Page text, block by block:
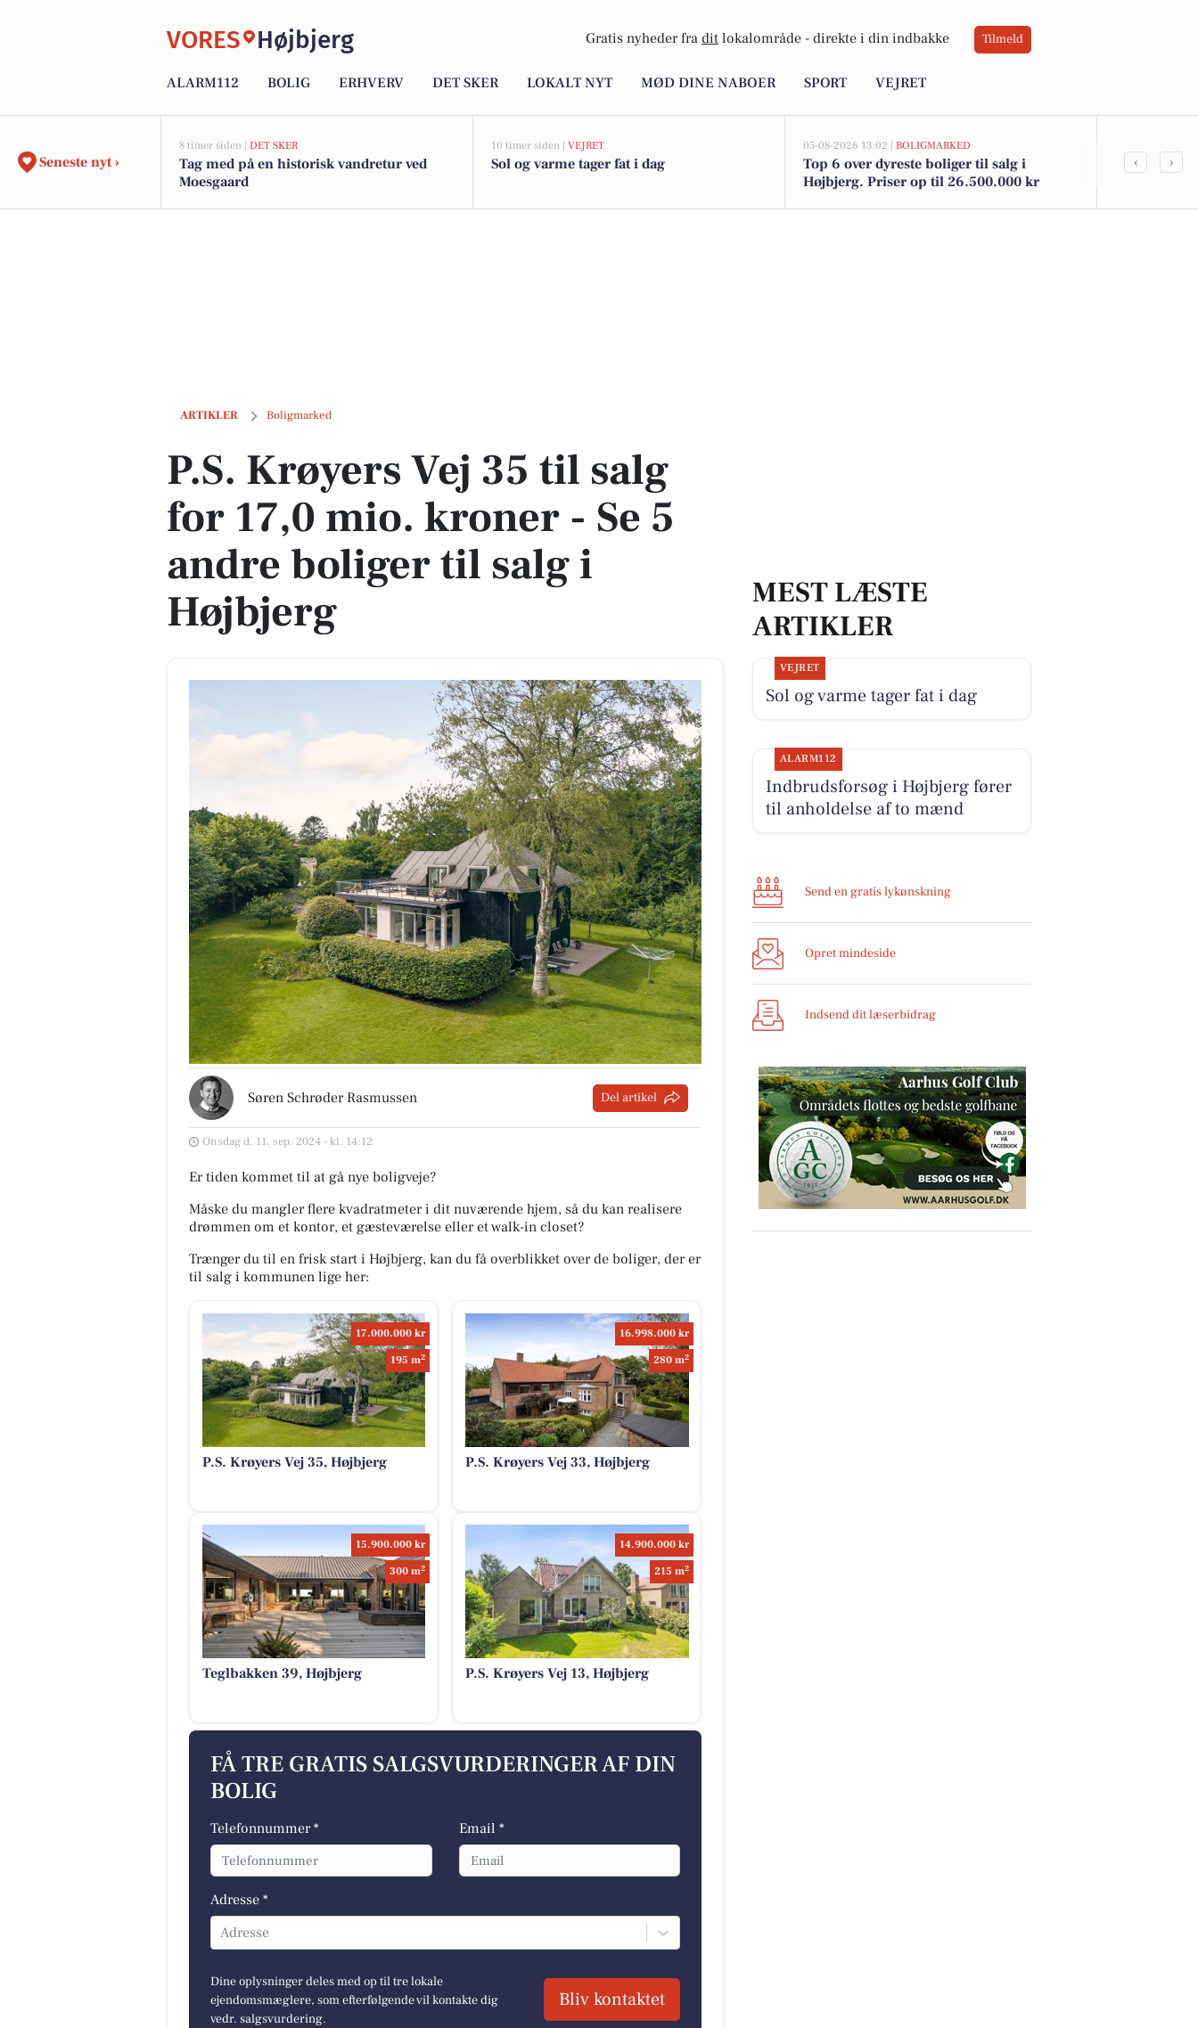
VORES Højbjerg Gratis nyheder fra dit lokalområde - direkte i din indbakke Tilmeld
ALARM112 BOLIG ERHVERV DET SKER LOKALT NYT MØD DINE NABOER SPORT VEJRET
Seneste nyt ›
8 timer siden | DET SKER
Tag med på en historisk vandretur ved
Moesgaard
10 timer siden | VEJRET
Sol og varme tager fat i dag
05-08-2026 13:02 | BOLIGMARKED
Top 6 over dyreste boliger til salg i
Højbjerg. Priser op til 26.500.000 kr
‹ ›
ARTIKLER Boligmarked
P.S. Krøyers Vej 35 til salg for 17,0 mio. kroner - Se 5 andre boliger til salg i Højbjerg
P.S. Krøyers Vej 35 til salg
for 17,0 mio. kroner - Se 5
andre boliger til salg i
Højbjerg
Søren Schrøder Rasmussen Del artikel
Onsdag d. 11. sep. 2024 - kl. 14:12
Er tiden kommet til at gå nye boligveje?
Måske du mangler flere kvadratmeter i dit nuværende hjem, så du kan realisere
drømmen om et kontor, et gæsteværelse eller et walk-in closet?
Trænger du til en frisk start i Højbjerg, kan du få overblikket over de boliger, der er
til salg i kommunen lige her:
17.000.000 kr
195 m2
P.S. Krøyers Vej 35, Højbjerg
16.998.000 kr
280 m2
P.S. Krøyers Vej 33, Højbjerg
15.900.000 kr
300 m2
Teglbakken 39, Højbjerg
14.900.000 kr
215 m2
P.S. Krøyers Vej 13, Højbjerg
FÅ TRE GRATIS SALGSVURDERINGER AF DIN
BOLIG
Telefonnummer * Email *
Adresse *
Adresse
Dine oplysninger deles med op til tre lokale
ejendomsmæglere, som efterfølgende vil kontakte dig
vedr. salgsvurdering.
Bliv kontaktet
MEST LÆSTE
ARTIKLER
VEJRET
Sol og varme tager fat i dag
ALARM112
Indbrudsforsøg i Højbjerg fører
til anholdelse af to mænd
Send en gratis lykønskning
Opret mindeside
Indsend dit læserbidrag